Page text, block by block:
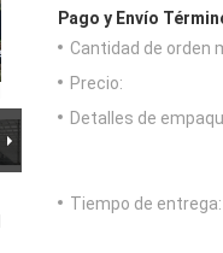
Pago y Envío
Cantidad de orden
Precio:
Detalles de
Tiempo de entrega: